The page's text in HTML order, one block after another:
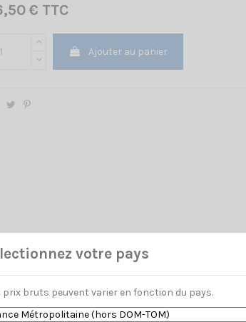
€ TTC
Ajouter au panier
votre pays
prix bruts peuvent varier en fonction du pays.